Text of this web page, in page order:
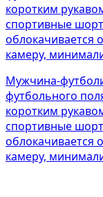
Мужчина-
футбольного
коротким
спортивные
облокачивается
камеру,